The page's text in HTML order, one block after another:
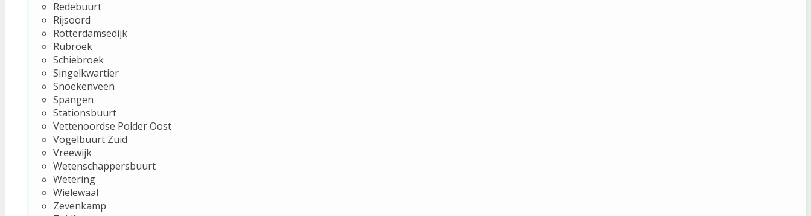
Redebuurt
Rijsoord
Rotterdamsedijk
Rubroek
Schiebroek
Singelkwartier
Snoekenveen
Spangen
Stationsbuurt
Vettenoordse Polder Oost
Vogelbuurt Zuid
Vreewijk
Wetenschappersbuurt
Wetering
Wielewaal
Zevenkamp